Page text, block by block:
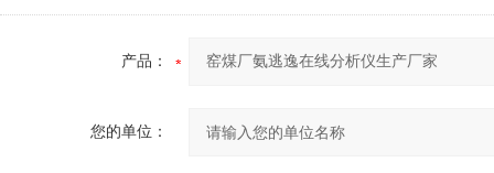
产品：
您的单位：